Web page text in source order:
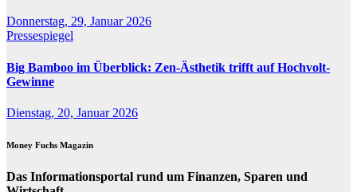
Donnerstag, 29, Januar 2026
Pressespiegel
Big Bamboo im Überblick: Zen-Ästhetik trifft auf Hochvolt-
Gewinne
Dienstag, 20, Januar 2026
Money Fuchs Magazin
Das Informationsportal rund um Finanzen, Sparen und